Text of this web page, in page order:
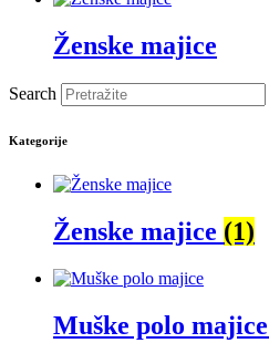
Ženske majice
Search
Kategorije
Ženske majice (1)
Muške polo majice